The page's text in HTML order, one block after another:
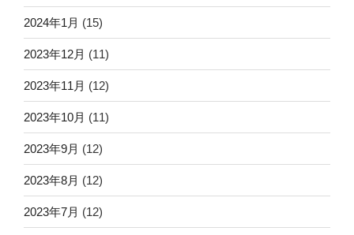
2024年1月 (15)
2023年12月 (11)
2023年11月 (12)
2023年10月 (11)
2023年9月 (12)
2023年8月 (12)
2023年7月 (12)